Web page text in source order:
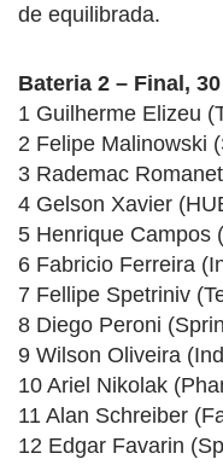
de equilibrada.
Bateria 2 – Final,
1 Guilherme Elizeu
2 Felipe Malinowski
3 Rademac
4 Gelson Xavier
5 Henrique Campos
6 Fabricio Ferreira
7 Fellipe Spetriniv
8 Diego Peroni
9 Wilson Oliveira
10 Ariel Nikolak
11 Alan Schreiber
12 Edgar Favarin